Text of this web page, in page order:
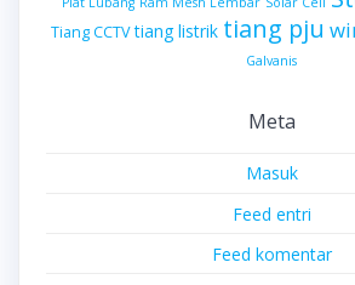
Tiang CCTV tiang listrik tiang pju
Galvanis
Meta
Masuk
Feed entri
Feed komentar